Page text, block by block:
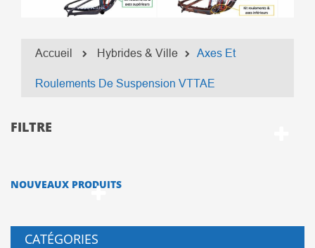
Accueil Hybrides & Ville Axes Et
Roulements De Suspension VTTAE
FILTRE
NOUVEAUX PRODUITS
CATÉGORIES